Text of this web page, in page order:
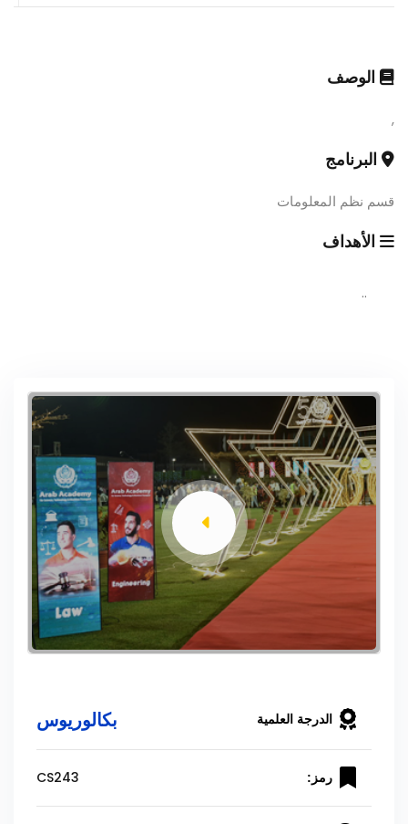
الوصف
,
البرنامج
قسم نظم المعلومات
الأهداف
..
الدرجة العلمية بكالوريوس
رمز: CS243